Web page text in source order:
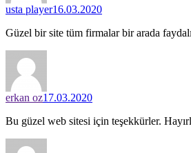
usta player16.03.2020
Güzel bir site tüm firmalar bir arada
erkan oz17.03.2020
Bu güzel web sitesi için teşekkürler.